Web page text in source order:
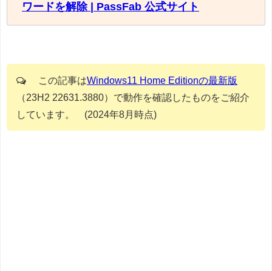
ワードを解除 | PassFab 公式サイト
この記事はWindows11 Home Editionの最新版
（23H2 22631.3880）で動作を確認したものをご紹介
しています。 (2024年8月時点)